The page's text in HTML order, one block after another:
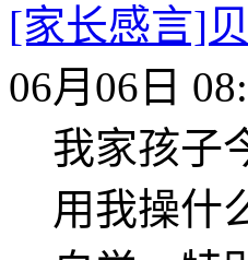
[家长感言]
06月06日
我家孩子
用我操什